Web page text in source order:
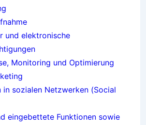
und elektronische
Monitoring und Optimierung
in sozialen Netzwerken (Social
eingebettete Funktionen sowie